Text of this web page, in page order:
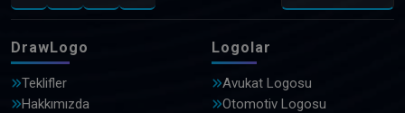
DrawLogo
Teklifler
Hakkımızda
Logolar
Avukat Logosu
Otomotiv Logosu